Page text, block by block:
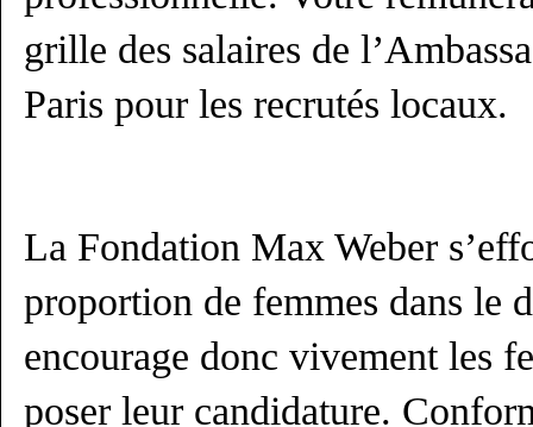
grille des salaires de
Paris pour les recrutés locaux.
La Fondation Max Weber
proportion de femmes dans le
encourage donc vivement les
poser leur candidature.